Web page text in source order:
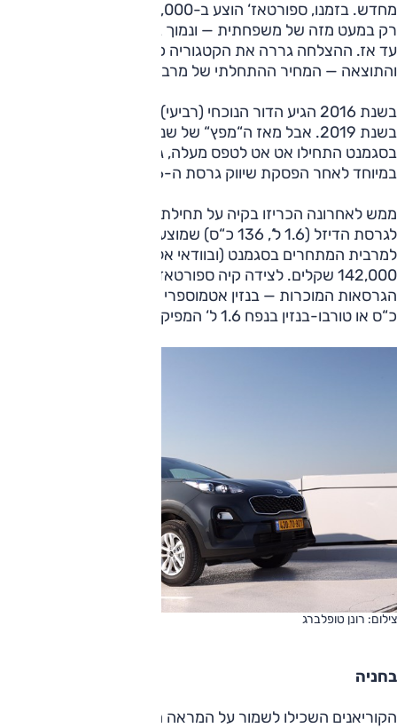
רק במעט מזה של משפחתית — ונמוך בהרבה מהמקובל בתחום
עד אז. ההצלחה גררה את הקטגוריה כולה לתחרות עזה
והתוצאה — המחיר ההתחלתי של מרבית הכלים בסגמנט ירד.
בשנת 2016 הגיע הדור הנוכחי (רביעי) שגם זכה למתיחת פנים
בסגמנט התחילו אט אט לטפס מעלה, גם של הספרוטאז‘ עצמו,
במיוחד לאחר הפסקת שיווק גרסת ה-1.6 ל‘.
ממש לאחרונה הכריזו בקיה על תחילת שיווק רמת גימור מוזלת
לגרסת הדיזל (1.6 ל‘, 136 כ“ס) שמוצעת כיום במחיר נמוך ביחס
למרבית המתחרים בסגמנט (ובוודאי אלה עם מנוע דיזל) —
כ“ס או טורבו-בנזין בנפח 1.6 ל‘ המפיק 177 כ“ס.
צילום: רונן טופלברג
בחניה
הקוריאנים השכילו לשמור על המראה המוצלח של ספורטאז‘,